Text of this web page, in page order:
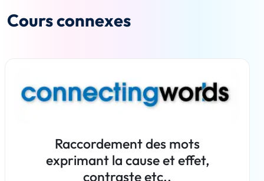
Cours connexes
Raccordement des mots
exprimant la cause et effet,
contraste etc..